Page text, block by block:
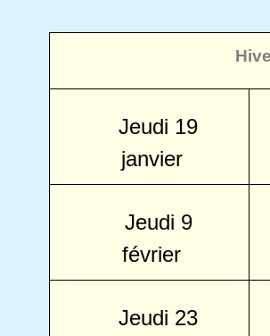
Jeudi 19
janvier
Jeudi 9
février
Jeudi 23